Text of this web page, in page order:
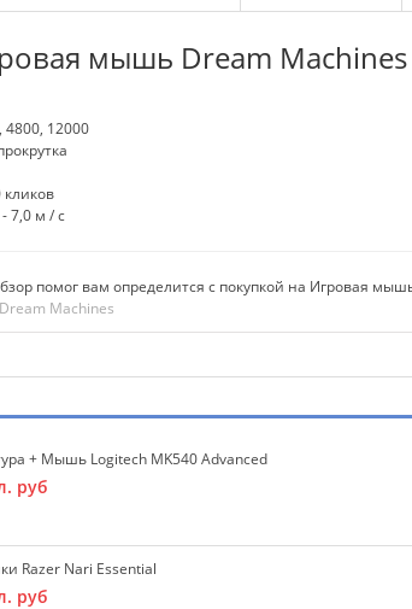
мышь Dream Machines
4800, 12000
кликов
7,0 м / с
помог вам определится с покупкой на Игровая
Machines
+ Мышь Logitech MK540 Advanced
руб
Razer Nari Essential
руб